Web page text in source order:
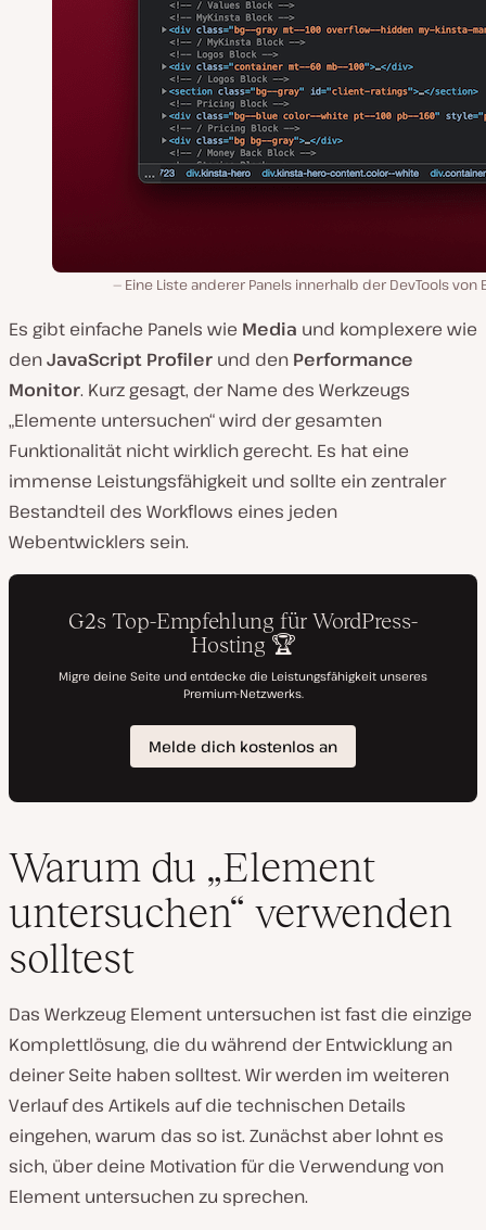
Eine Liste anderer Panels innerhalb der DevTools von
Es gibt einfache Panels wie Media und komplexere wie
denJavaScript Profiler und den Performance
Monitor. Kurz gesagt, der Name des Werkzeugs
„Elemente untersuchen“ wird der gesamten
Funktionalität nicht wirklich gerecht. Es hat eine
immense Leistungsfähigkeit und sollte ein zentraler
Bestandteil des Workflows eines jeden
Webentwicklers sein.
Warum du „Element
untersuchen“ verwenden
solltest
Das Werkzeug Element untersuchen ist fast die einzige
Komplettlösung, die du während der Entwicklung an
deiner Seite haben solltest. Wir werden im weiteren
Verlauf des Artikels auf die technischen Details
eingehen, warum das so ist. Zunächst aber lohnt es
sich, über deine Motivation für die Verwendung von
Element untersuchen zu sprechen.